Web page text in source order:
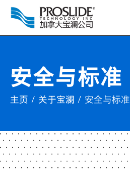
安全与标准
主页 / 关于宝澜 / 安全与标准